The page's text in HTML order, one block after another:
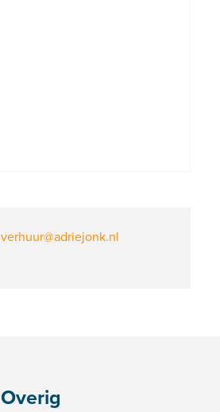
verhuur@adriejonk.nl
Overig